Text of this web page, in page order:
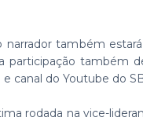
narrador também
participação também
canal do Youtube do
rodada na vice-